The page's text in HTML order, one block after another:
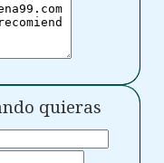
quieras